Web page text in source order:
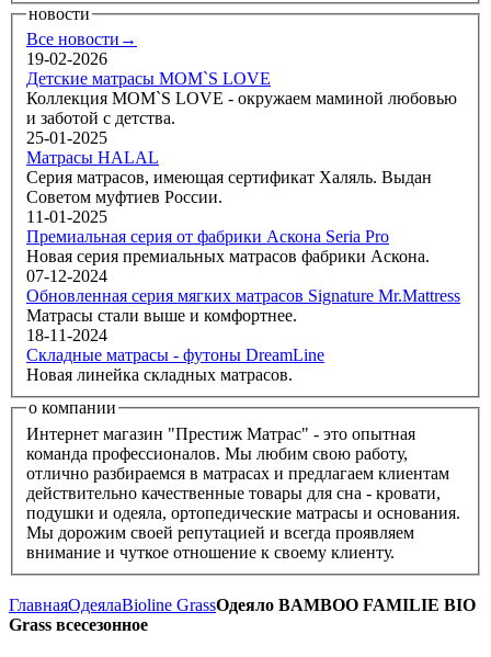
новости
Все новости→
19-02-2026
Детские матрасы MOM`S LOVE
Коллекция MOM`S LOVE - окружаем маминой любовью
и заботой с детства.
25-01-2025
Матрасы HALAL
Серия матрасов, имеющая сертификат Халяль. Выдан
Советом муфтиев России.
11-01-2025
Премиальная серия от фабрики Аскона Seria Pro
Новая серия премиальных матрасов фабрики Аскона.
07-12-2024
Обновленная серия мягких матрасов Signature Mr.Mattress
Матрасы стали выше и комфортнее.
18-11-2024
Складные матрасы - футоны DreamLine
Новая линейка складных матрасов.
о компании
Интернет магазин "Престиж Матрас" - это опытная
команда профессионалов. Мы любим свою работу,
отлично разбираемся в матрасах и предлагаем клиентам
действительно качественные товары для сна - кровати,
подушки и одеяла, ортопедические матрасы и основания.
Мы дорожим своей репутацией и всегда проявляем
внимание и чуткое отношение к своему клиенту.
ГлавнаяОдеялаBioline GrassОдеяло BAMBOO FAMILIE BIO
Grass всесезонное